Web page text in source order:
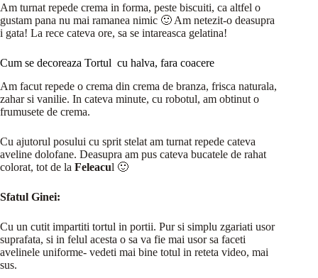
Am turnat repede crema in forma, peste biscuiti, ca altfel o
gustam pana nu mai ramanea nimic 🙂 Am netezit-o deasupra
i gata! La rece cateva ore, sa se intareasca gelatina!
Cum se decoreaza Tortul cu halva, fara coacere
Am facut repede o crema din crema de branza, frisca naturala,
zahar si vanilie. In cateva minute, cu robotul, am obtinut o
frumusete de crema.
Cu ajutorul posului cu sprit stelat am turnat repede cateva
aveline dolofane. Deasupra am pus cateva bucatele de rahat
colorat, tot de la Feleacul 🙂
Sfatul Ginei:
Cu un cutit impartiti tortul in portii. Pur si simplu zgariati usor
suprafata, si in felul acesta o sa va fie mai usor sa faceti
avelinele uniforme- vedeti mai bine totul in reteta video, mai
sus.